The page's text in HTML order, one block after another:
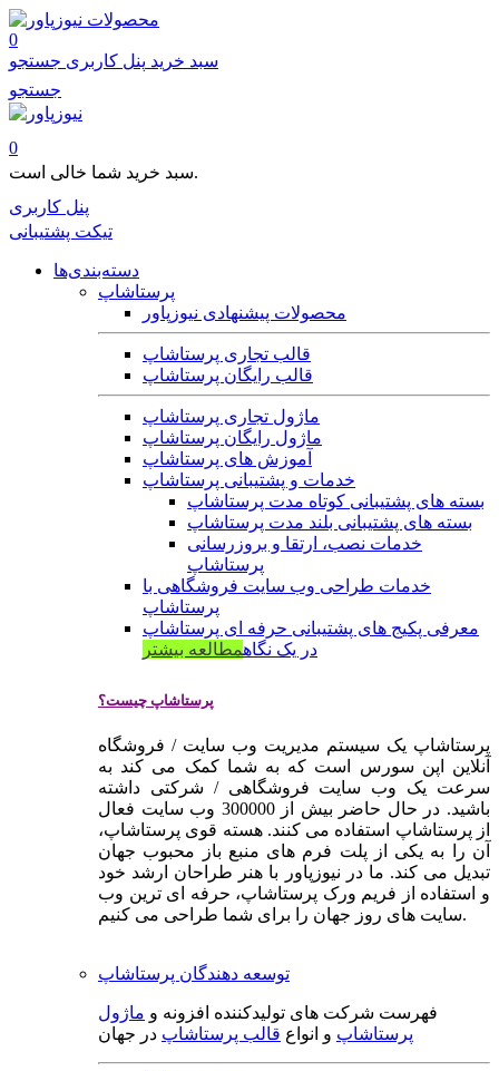
محصولات
0
سبد خرید پنل کاربری جستجو
جستجو
0
سبد خرید شما خالی است.
پنل کاربری
تیکت پشتیبانی
دسته‌بندی‌ها
پرستاشاپ
محصولات پیشنهادی نیوزپاور
قالب تجاری پرستاشاپ
قالب رایگان پرستاشاپ
ماژول تجاری پرستاشاپ
ماژول رایگان پرستاشاپ
آموزش های پرستاشاپ
خدمات و پشتیبانی پرستاشاپ
بسته های پشتیبانی کوتاه مدت پرستاشاپ
بسته های پشتیبانی بلند مدت پرستاشاپ
خدمات نصب، ارتقا و بروزرسانی
پرستاشاپ
خدمات طراحی وب سایت فروشگاهی با
پرستاشاپ
معرفی پکیج های پشتیبانی حرفه ای پرستاشاپ
در یک نگاهمطالعه بیشتر
پرستاشاپ چیست؟
پرستاشاپ یک سیستم مدیریت وب سایت / فروشگاه
آنلاین اپن سورس است که به شما کمک می کند به
سرعت یک وب سایت فروشگاهی / شرکتی داشته
باشید. در حال حاضر بیش از 300000 وب سایت فعال
از پرستاشاپ استفاده می کنند. هسته قوی پرستاشاپ،
آن را به یکی از پلت فرم های منبع باز محبوب جهان
تبدیل می کند. ما در نیوزپاور با هنر طراحان ارشد خود
و استفاده از فریم ورک پرستاشاپ، حرفه ای ترین وب
سایت های روز جهان را برای شما طراحی می کنیم.
توسعه دهندگان پرستاشاپ
فهرست شرکت های تولیدکننده افزونه و ماژول
پرستاشاپ و انواع قالب پرستاشاپ در جهان